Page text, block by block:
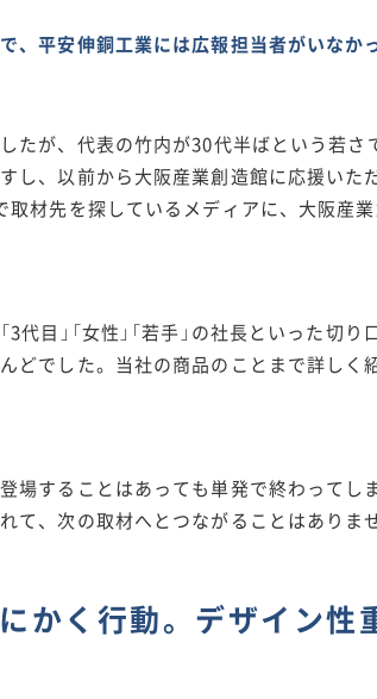
、平安伸銅工業には広報担当者がいなか
たが、代表の竹内が30代半ばという若さ
し、以前から大阪産業創造館に応援いた
取材先を探しているメディアに、大阪産
代目」「女性」「若手」の社長といった切
どでした。当社の商品のことまで詳しく
場することはあっても単発で終わってし
て、次の取材へとつながることはありま
かく行動。デザイン性